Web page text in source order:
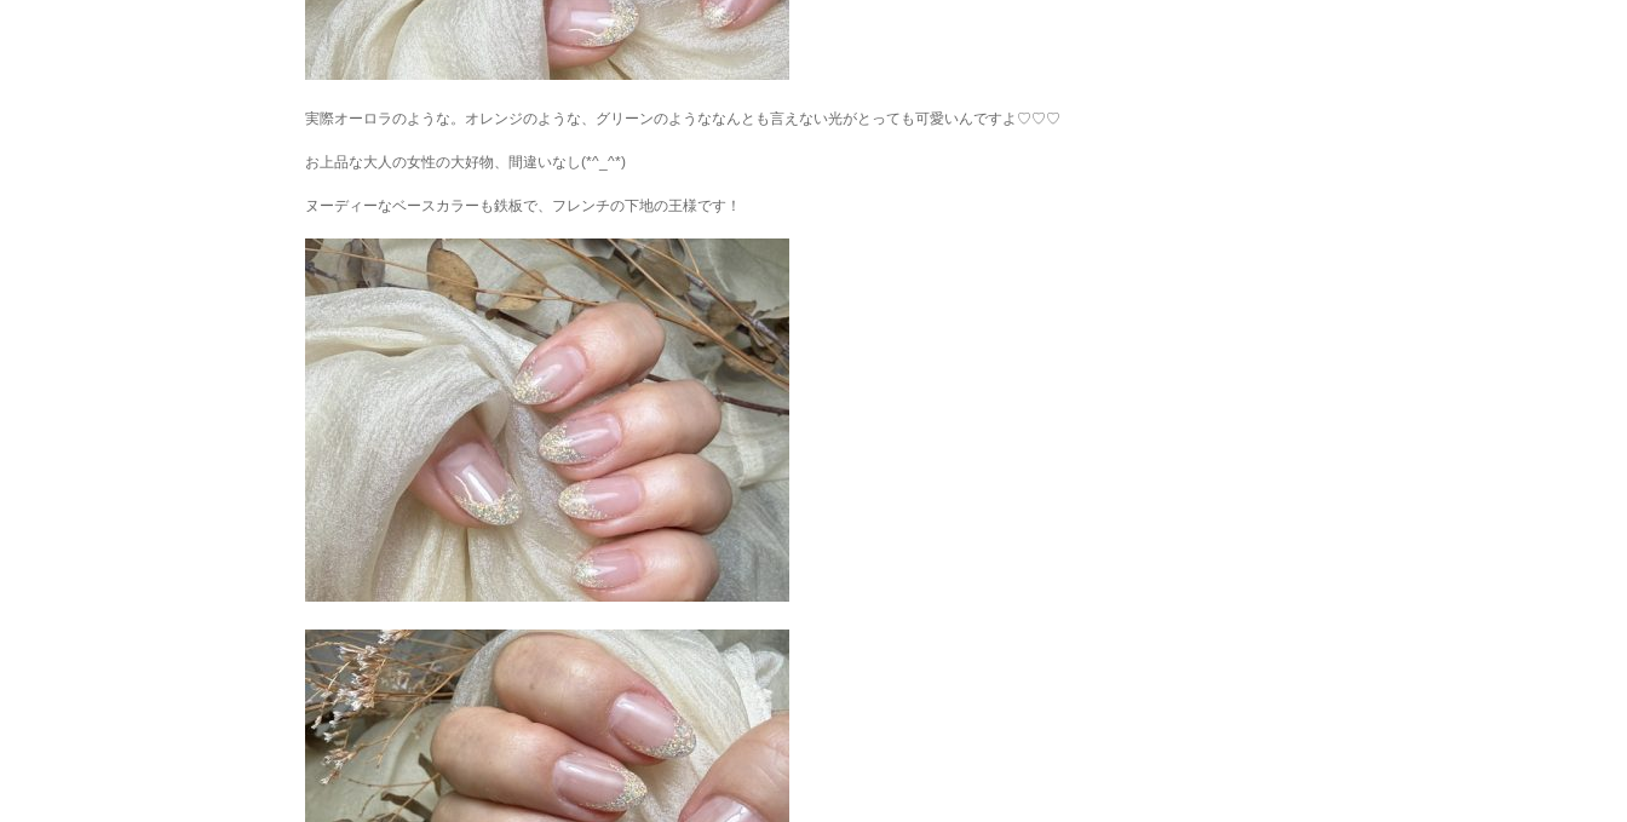
実際オーロラのような。オレンジのような、グリーンのようななんとも言えない光がとっても可愛いんですよ♡♡♡
お上品な大人の女性の大好物、間違いなし(*^_^*)
ヌーディーなベースカラーも鉄板で、フレンチの下地の王様です！